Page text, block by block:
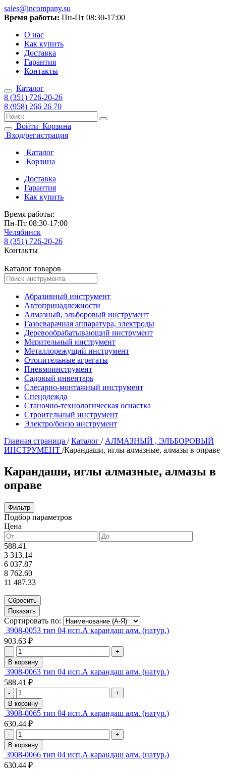
sales@incompany.su
Время работы: Пн-Пт 08:30-17:00
О нас
Как купить
Доставка
Гарантия
Контакты
Каталог
8 (351) 726-20-26
8 (958) 266 26 70
Войти Корзина
Вход/регистрация
Каталог
Корзина
Доставка
Гарантия
Как купить
Время работы:
Пн-Пт 08:30-17:00
Челябинск
8 (351) 726-20-26
Контакты
Каталог товаров
Абразивный инструмент
Автопринадлежности
Алмазный, эльборовый инструмент
Газосварачная аппаратура, электроды
Деревообрабатывающий инструмент
Мерительный инструмент
Металлорежущий инструмент
Отопительные агрегаты
Пневмоинструмент
Садовый инвентарь
Слесарно-монтажный инструмент
Спецодежда
Станочно-технологическая оснастка
Строительный инструмент
Электро/бензо инструмент
Главная страница / Каталог / АЛМАЗНЫЙ , ЭЛЬБОРОВЫЙ
ИНСТРУМЕНТ /Карандаши, иглы алмазные, алмазы в оправе
Карандаши, иглы алмазные, алмазы в
оправе
Фильтр
Подбор параметров
Цена
588.41
3 313.14
6 037.87
8 762.60
11 487.33
Сортировать по:
3908-0053 тип 04 исп.А карандаш алм. (натур.)
903.63 ₽
-
+
В корзину
3908-0063 тип 04 исп.А карандаш алм. (натур.)
588.41 ₽
-
+
В корзину
3908-0065 тип 04 исп.А карандаш алм. (натур.)
630.44 ₽
-
+
В корзину
3908-0066 тип 04 исп.А карандаш алм. (натур.)
630.44 ₽